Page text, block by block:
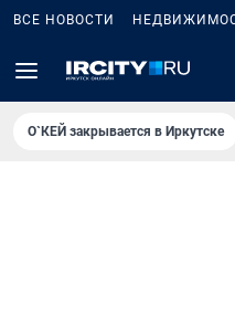
ВСЕ НОВОСТИ
О`КЕЙ закрывается в Иркутске